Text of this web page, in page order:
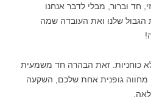
חד וברור, מבלי לדבר אנחנו
שלנו ואת העובדה שמה
כוחניות. זאת הבהרה חד משמעית
גופנית אחת שלכם, השקעה